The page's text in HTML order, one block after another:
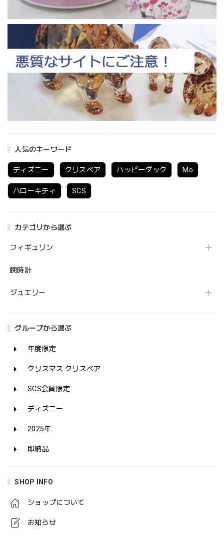
人気のキーワード
ディズニー クリスベア ハッピーダック Mo
ハローキティ SCS
カテゴリから選ぶ
フィギュリン
腕時計
ジュエリー
グループから選ぶ
年度限定
クリスマス クリスベア
SCS会員限定
ディズニー
2025年
即納品
SHOP INFO
ショップについて
お知らせ